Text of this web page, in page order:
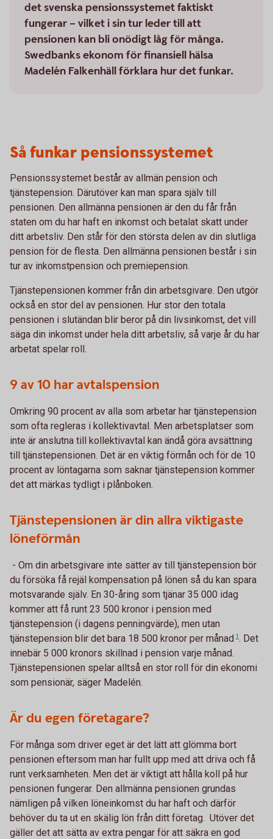
det svenska pensionssystemet faktiskt
fungerar – vilket i sin tur leder till att
pensionen kan bli onödigt låg för många.
Swedbanks ekonom för finansiell hälsa
Madelén Falkenhäll förklara hur det funkar.
Så funkar pensionssystemet
Pensionssystemet består av allmän pension och
tjänstepension. Därutöver kan man spara själv till
pensionen. Den allmänna pensionen är den du får från
staten om du har haft en inkomst och betalat skatt under
ditt arbetsliv. Den står för den största delen av din slutliga
pension för de flesta. Den allmänna pensionen består i sin
tur av inkomstpension och premiepension.
Tjänstepensionen kommer från din arbetsgivare. Den utgör
också en stor del av pensionen. Hur stor den totala
pensionen i slutändan blir beror på din livsinkomst, det vill
säga din inkomst under hela ditt arbetsliv, så varje år du har
arbetat spelar roll.
9 av 10 har avtalspension
Omkring 90 procent av alla som arbetar har tjänstepension
som ofta regleras i kollektivavtal. Men arbetsplatser som
inte är anslutna till kollektivavtal kan ändå göra avsättning
till tjänstepensionen. Det är en viktig förmån och för de 10
procent av löntagarna som saknar tjänstepension kommer
det att märkas tydligt i plånboken.
Tjänstepensionen är din allra viktigaste
löneförmån
- Om din arbetsgivare inte sätter av till tjänstepension bör
du försöka få rejäl kompensation på lönen så du kan spara
motsvarande själv. En 30-åring som tjänar 35 000 idag
kommer att få runt 23 500 kronor i pension med
tjänstepension (i dagens penningvärde), men utan
tjänstepension blir det bara 18 500 kronor per månad 1. Det
innebär 5 000 kronors skillnad i pension varje månad.
Tjänstepensionen spelar alltså en stor roll för din ekonomi
som pensionär, säger Madelén.
Är du egen företagare?
För många som driver eget är det lätt att glömma bort
pensionen eftersom man har fullt upp med att driva och få
runt verksamheten. Men det är viktigt att hålla koll på hur
pensionen fungerar. Den allmänna pensionen grundas
nämligen på vilken löneinkomst du har haft och därför
behöver du ta ut en skälig lön från ditt företag. Utöver det
gäller det att sätta av extra pengar för att säkra en god